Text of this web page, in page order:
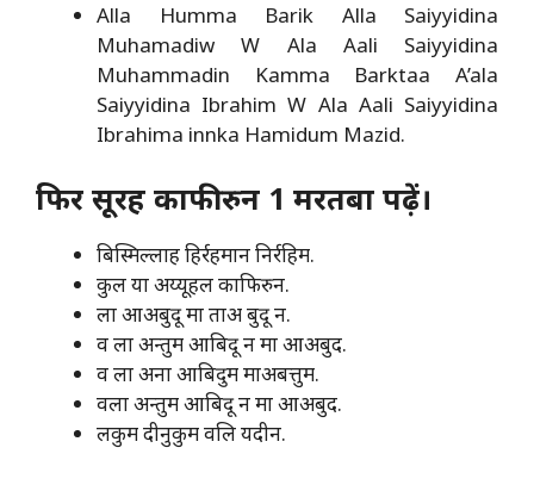
Alla Humma Barik Alla Saiyyidina
Muhamadiw W Ala Aali Saiyyidina
Muhammadin Kamma Barktaa A’ala
Saiyyidina Ibrahim W Ala Aali Saiyyidina
Ibrahima innka Hamidum Mazid.
फिर सूरह काफीरुन 1 मरतबा पढ़ें।
बिस्मिल्लाह हिर्रहमान निर्रहिम.
कुल या अय्यूहल काफिरुन.
ला आअबुदू मा ताअ बुदू न.
व ला अन्तुम आबिदू न मा आअबुद.
व ला अना आबिदुम माअबत्तुम.
वला अन्तुम आबिदू न मा आअबुद.
लकुम दीनुकुम वलि यदीन.